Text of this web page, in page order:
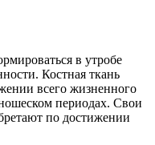
в утробе
Костная ткань
всего жизненного
периодах. Свои
по достижении